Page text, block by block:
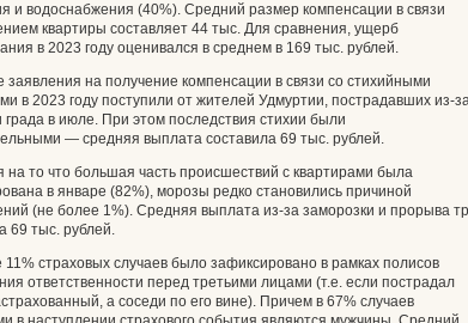
и водоснабжения (40%). Средний размер компенсации в связи
квартиры составляет 44 тыс. Для сравнения, ущерб
в 2023 году оценивался в среднем в 169 тыс. рублей.
заявления на получение компенсации в связи со стихийными
в 2023 году поступили от жителей Удмуртии, пострадавших из-
града в июле. При этом последствия стихии были
— средняя выплата составила 69 тыс. рублей.
на то что большая часть происшествий с квартирами была
в январе (82%), морозы редко становились причиной
(не более 1%). Средняя выплата из-за заморозки и прорыва
69 тыс. рублей.
страховых случаев было зафиксировано в рамках полисов
ответственности перед третьими лицами (т.е. если пострадал
а соседи по его вине). Причем в 67% случаев